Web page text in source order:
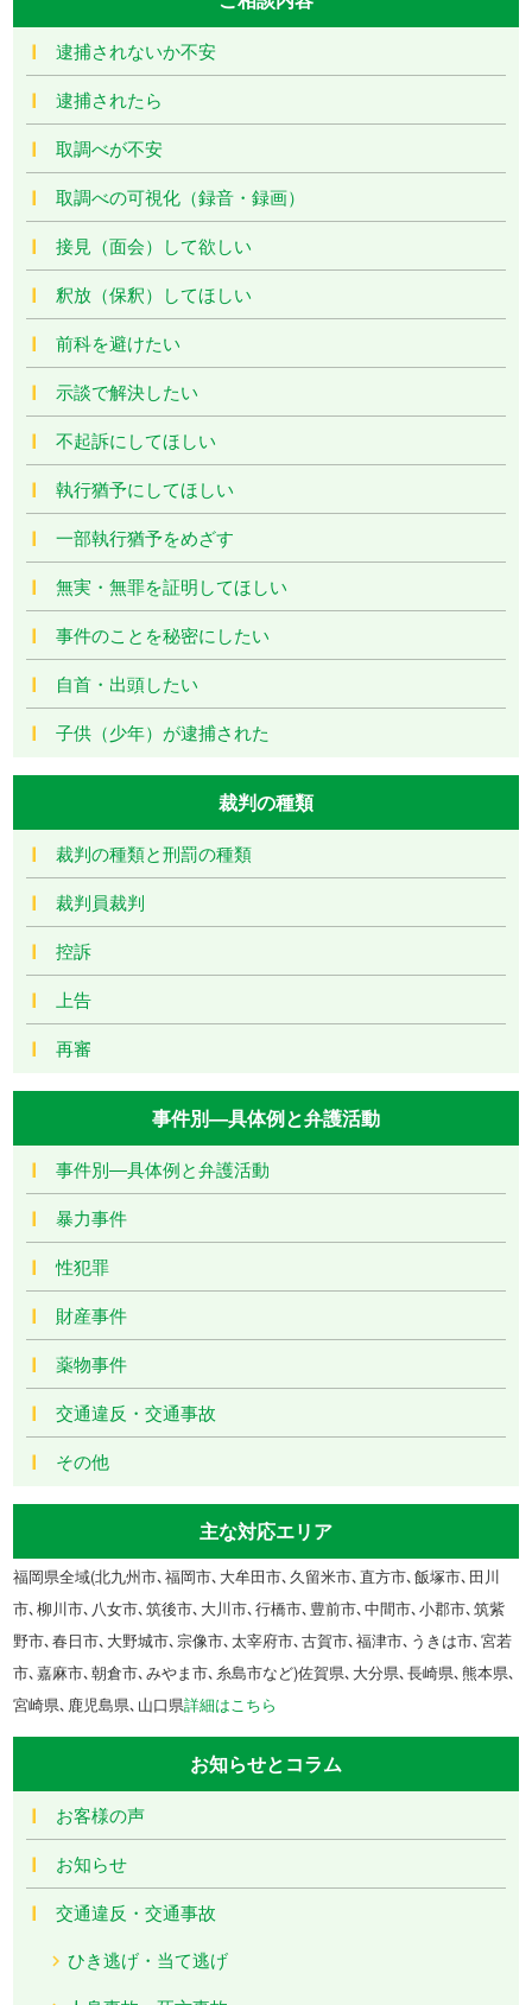
逮捕されないか不安
逮捕されたら
取調べが不安
取調べの可視化（録音・録画）
接見（面会）して欲しい
釈放（保釈）してほしい
前科を避けたい
示談で解決したい
不起訴にしてほしい
執行猶予にしてほしい
一部執行猶予をめざす
無実・無罪を証明してほしい
事件のことを秘密にしたい
自首・出頭したい
子供（少年）が逮捕された
裁判の種類
裁判の種類と刑罰の種類
裁判員裁判
控訴
上告
再審
事件別―具体例と弁護活動
事件別―具体例と弁護活動
暴力事件
性犯罪
財産事件
薬物事件
交通違反・交通事故
その他
主な対応エリア
福岡県全域(北九州市､福岡市､大牟田市､久留米市､直方市､飯塚市､田川
市､柳川市､八女市､筑後市､大川市､行橋市､豊前市､中間市､小郡市､筑紫
野市､春日市､大野城市､宗像市､太宰府市､古賀市､福津市､うきは市､宮若
市､嘉麻市､朝倉市､みやま市､糸島市など)佐賀県､大分県､長崎県､熊本県､
宮崎県､鹿児島県､山口県詳細はこちら
お知らせとコラム
お客様の声
お知らせ
交通違反・交通事故
ひき逃げ・当て逃げ